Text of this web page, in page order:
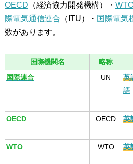
OECD （経済協力開発機構）・ WTO
際電気通信連合 （ITU）・ 国際電気
数があります。
国際機関名 略称
国際連合 UN 英
語
OECD OECD 英
WTO WTO 英